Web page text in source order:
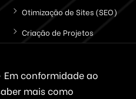
Otimização de Sites (SEO)
Criação de Projetos
conformidade ao
mais como